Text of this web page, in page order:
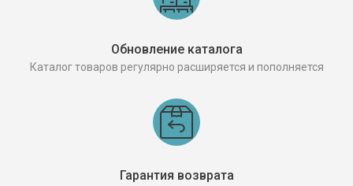
Обновление каталога
Каталог товаров регулярно расширяется и пополняется
Гарантия возврата